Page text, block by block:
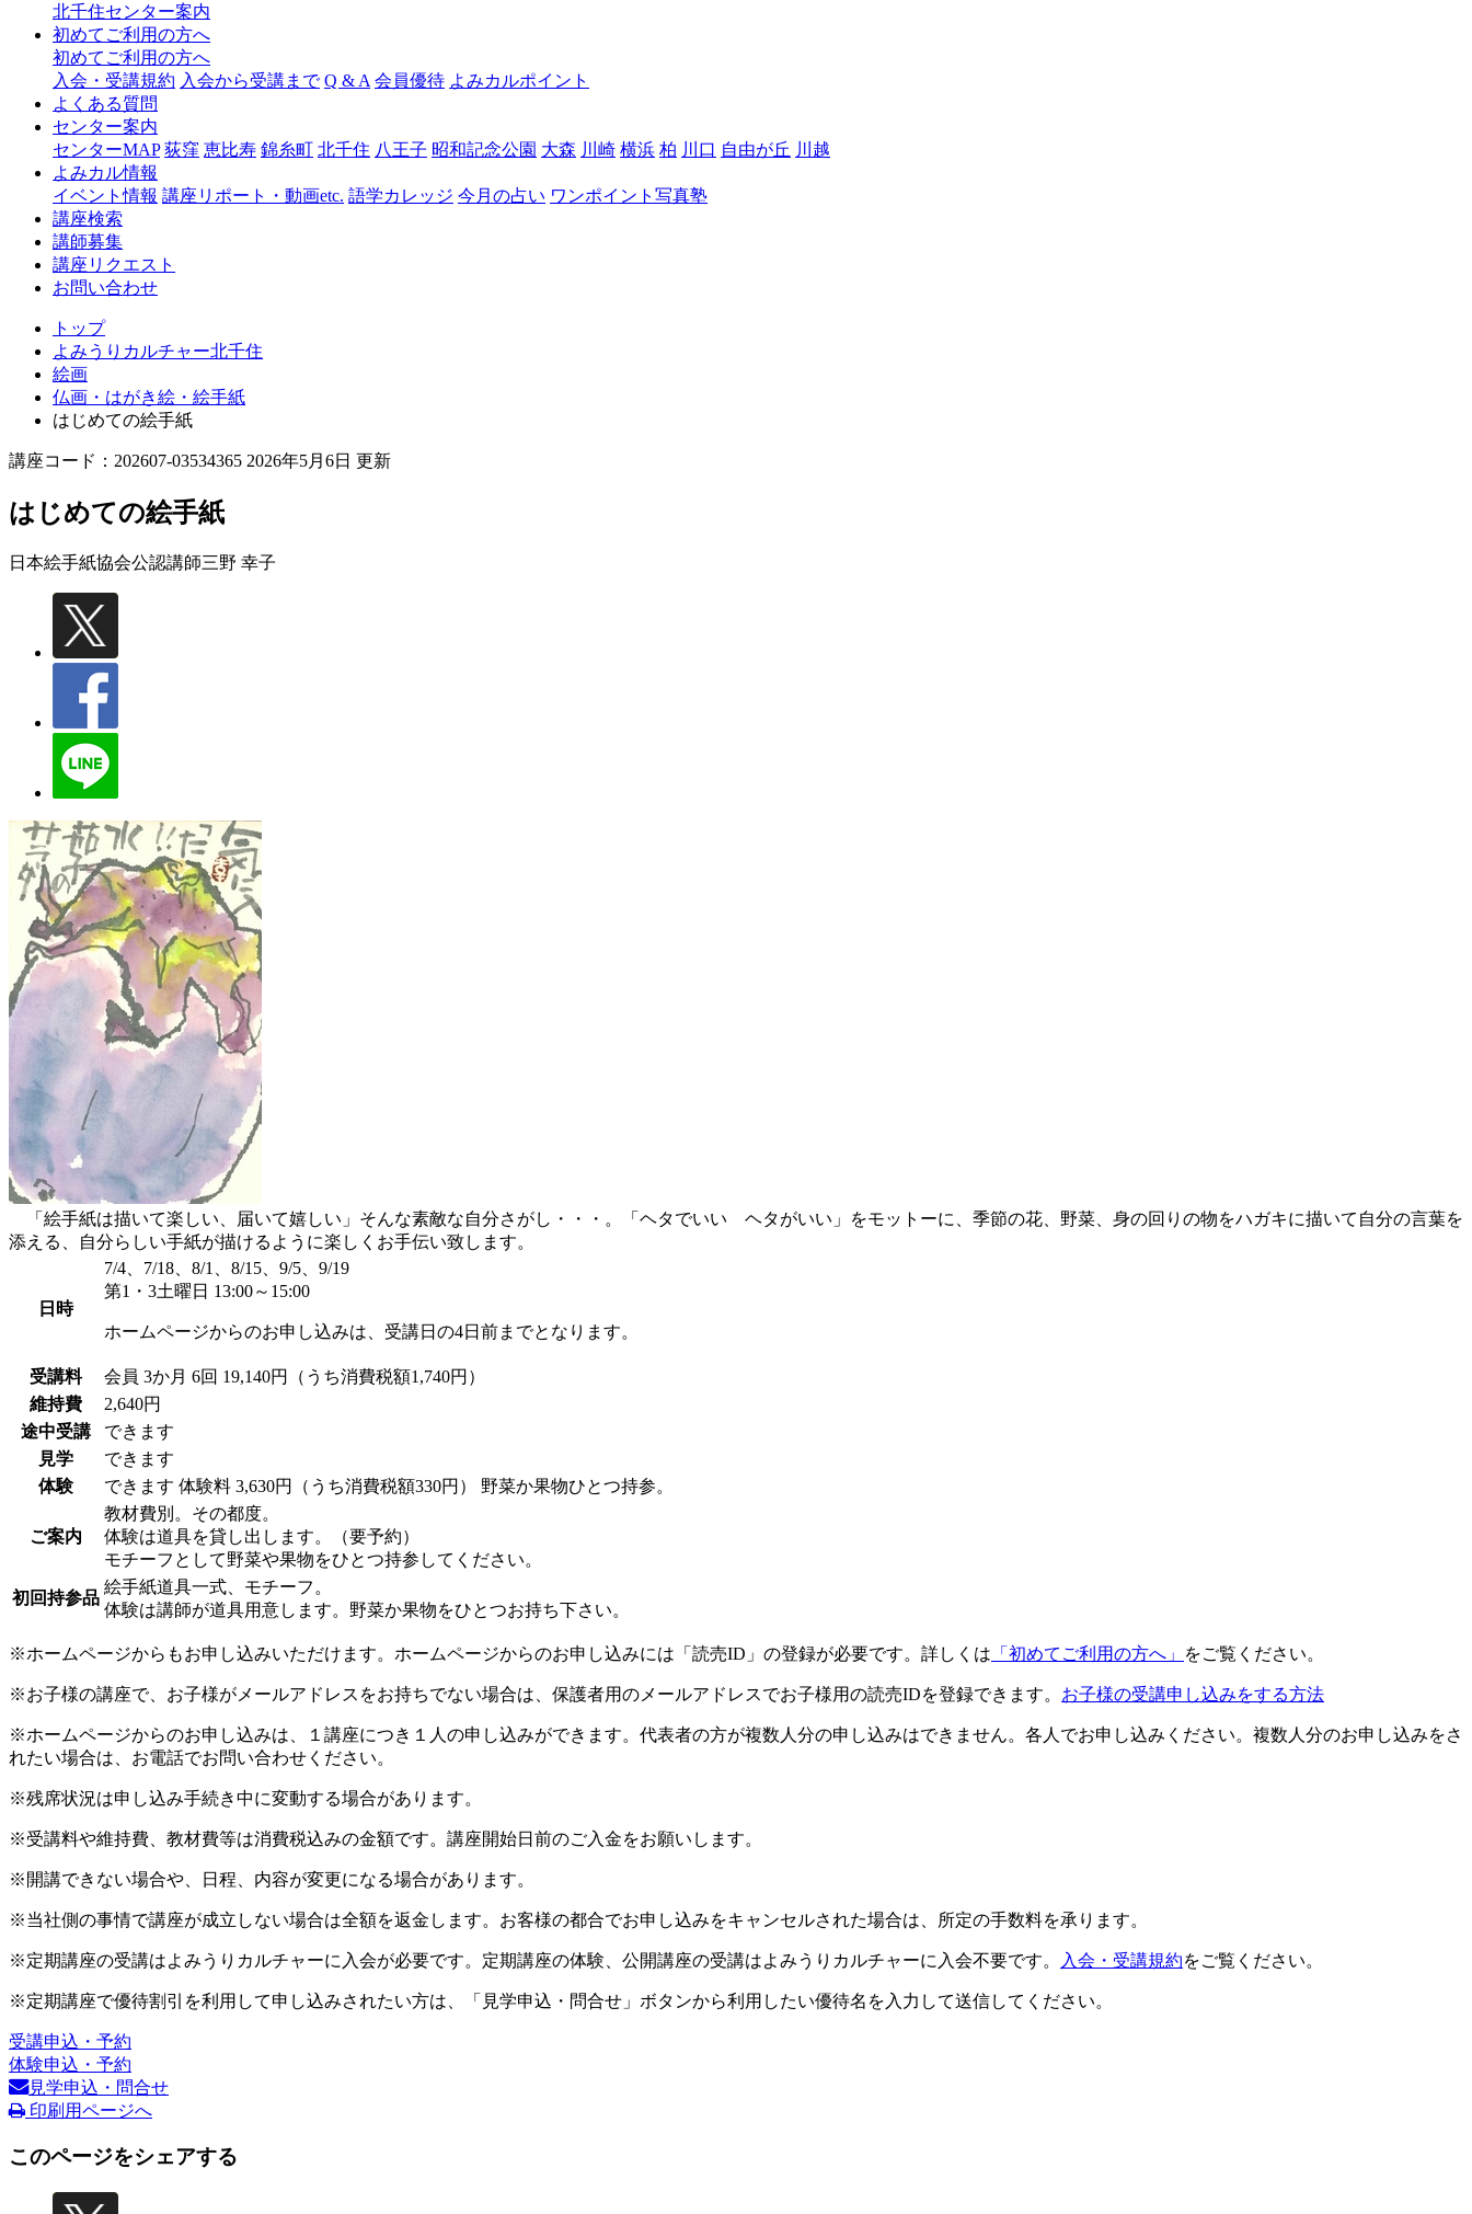
ャ
北
千
北千住センター案内
初めてご利用の方へ
初めてご利用の方へ
入会・受講規約 入会から受講まで Q & A 会員優待 よみカルポイント
よくある質問
センター案内
センターMAP 荻窪 恵比寿 錦糸町 北千住 八王子 昭和記念公園 大森 川崎 横浜 柏 川口 自由が丘 川越
よみカル情報
イベント情報 講座リポート・動画etc. 語学カレッジ 今月の占い ワンポイント写真塾
講座検索
講師募集
講座リクエスト
お問い合わせ
トップ
よみうりカルチャー北千住
絵画
仏画・はがき絵・絵手紙
はじめての絵手紙
講座コード：202607-03534365 2026年5月6日 更新
はじめての絵手紙
日本絵手紙協会公認講師三野 幸子
「絵手紙は描いて楽しい、届いて嬉しい」そんな素敵な自分さがし・・・。「ヘタでいい ヘタがいい」をモットーに、季節の花、野菜、身の回りの物をハガキに描いて自分の言葉を
添える、自分らしい手紙が描けるように楽しくお手伝い致します。
日時
7/4、7/18、8/1、8/15、9/5、9/19
第1・3土曜日 13:00～15:00
ホームページからのお申し込みは、受講日の4日前までとなります。
受講料 会員 3か月 6回 19,140円（うち消費税額1,740円）
維持費
2,640円
途中受講
できます
見学
できます
体験
できます 体験料 3,630円（うち消費税額330円） 野菜か果物ひとつ持参。
ご案内
教材費別。その都度。
体験は道具を貸し出します。（要予約）
モチーフとして野菜や果物をひとつ持参してください。
初回持参品
絵手紙道具一式、モチーフ。
体験は講師が道具用意します。野菜か果物をひとつお持ち下さい。
※ホームページからもお申し込みいただけます。ホームページからのお申し込みには「読売ID」の登録が必要です。詳しくは 「初めてご利用の方へ」 をご覧ください。
※お子様の講座で、お子様がメールアドレスをお持ちでない場合は、保護者用のメールアドレスでお子様用の読売IDを登録できます。 お子様の受講申し込みをする方法
※ホームページからのお申し込みは、１講座につき１人の申し込みができます。代表者の方が複数人分の申し込みはできません。各人でお申し込みください。複数人分のお申し込みをさ
れたい場合は、お電話でお問い合わせください。
※残席状況は申し込み手続き中に変動する場合があります。
※受講料や維持費、教材費等は消費税込みの金額です。講座開始日前のご入金をお願いします。
※開講できない場合や、日程、内容が変更になる場合があります。
※当社側の事情で講座が成立しない場合は全額を返金します。お客様の都合でお申し込みをキャンセルされた場合は、所定の手数料を承ります。
※定期講座の受講はよみうりカルチャーに入会が必要です。定期講座の体験、公開講座の受講はよみうりカルチャーに入会不要です。 入会・受講規約をご覧ください。
※定期講座で優待割引を利用して申し込みされたい方は、「見学申込・問合せ」ボタンから利用したい優待名を入力して送信してください。
受講申込・予約
体験申込・予約
見学申込・問合せ
印刷用ページへ
このページをシェアする